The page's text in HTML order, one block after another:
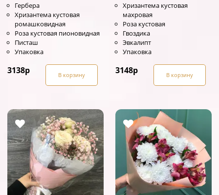
Гербера
Хризантема кустовая
ромашковидная
Роза кустовая пионовидная
Писташ
Упаковка
3138р В корзину
Хризантема кустовая
махровая
Роза кустовая
Гвоздика
Эвкалипт
Упаковка
3148р В корзину